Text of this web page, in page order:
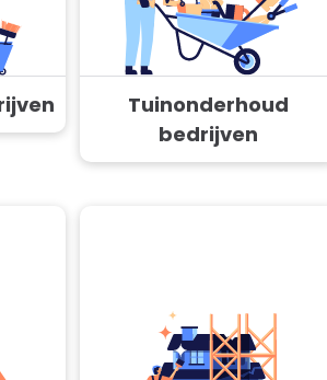
Tuinonderhoud
bedrijven